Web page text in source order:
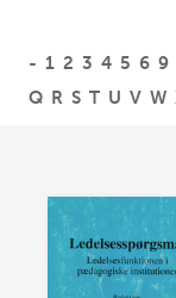
- 1 2 3 4 5 6 9
Q R S T U V W